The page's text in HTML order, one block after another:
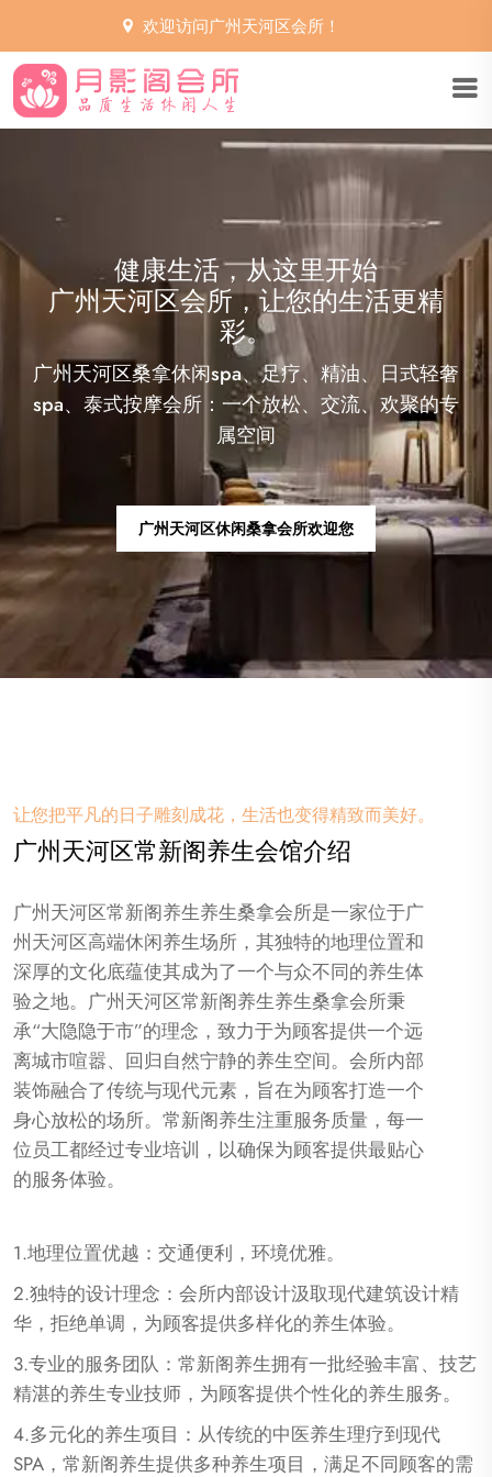
欢迎访问广州天河区会所！
广州天河区会所，享受生活的艺术
您的私人健康顾问
世界都安静了下来。想要在广州天河区会所寻找生
活的真谛，从品读一卷诗，一幅画开始，用指尖抚
过，用心慢慢感受。
让您把平凡的日子雕刻成花，生活也变得精致而美好。
广州天河区常新阁养生会馆介绍
广州天河区常新阁养生养生桑拿会所是一家位于广
州天河区高端休闲养生场所，其独特的地理位置和
深厚的文化底蕴使其成为了一个与众不同的养生体
验之地。广州天河区常新阁养生养生桑拿会所秉
承“大隐隐于市”的理念，致力于为顾客提供一个远
离城市喧嚣、回归自然宁静的养生空间。会所内部
装饰融合了传统与现代元素，旨在为顾客打造一个
身心放松的场所。常新阁养生注重服务质量，每一
位员工都经过专业培训，以确保为顾客提供最贴心
的服务体验。
1.地理位置优越：交通便利，环境优雅。
2.独特的设计理念：会所内部设计汲取现代建筑设计精
华，拒绝单调，为顾客提供多样化的养生体验。
3.专业的服务团队：常新阁养生拥有一批经验丰富、技艺
精湛的养生专业技师，为顾客提供个性化的养生服务。
4.多元化的养生项目：从传统的中医养生理疗到现代
SPA，常新阁养生提供多种养生项目，满足不同顾客的需